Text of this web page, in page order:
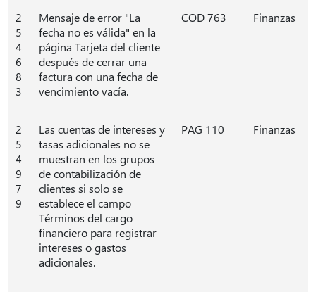
2
5
4
6
8
3
Mensaje de error "La
fecha no es válida" en la
página Tarjeta del cliente
después de cerrar una
factura con una fecha de
vencimiento vacía.
COD 763 Finanzas
2
5
4
9
7
9
Las cuentas de intereses y
tasas adicionales no se
muestran en los grupos
de contabilización de
clientes si solo se
establece el campo
Términos del cargo
financiero para registrar
intereses o gastos
adicionales.
PAG 110 Finanzas